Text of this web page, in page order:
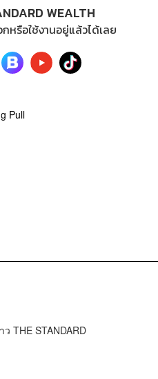
WEALTH
รือใช้งานอยู่แล้วได้เลย
Pull
THE STANDARD